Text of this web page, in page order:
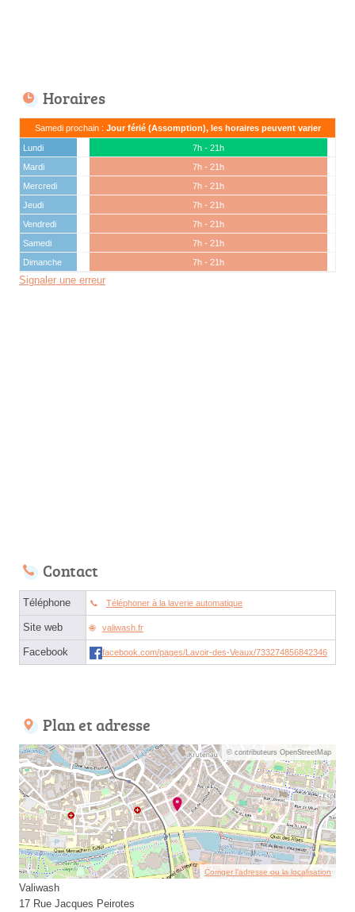
Horaires
Samedi prochain : Jour férié (Assomption), les horaires peuvent varier
Lundi
7h - 21h
Mardi
7h - 21h
Mercredi
7h - 21h
Jeudi
7h - 21h
Vendredi
7h - 21h
Samedi
7h - 21h
Dimanche
7h - 21h
Signaler une erreur
Contact
Téléphone Téléphoner à la laverie automatique
Site web valiwash.fr
Facebook facebook.com/pages/Lavoir-des-Veaux/733274856842346
Plan et adresse
© contributeurs OpenStreetMap
Corriger l’adresse ou la localisation
Valiwash
17 Rue Jacques Peirotes